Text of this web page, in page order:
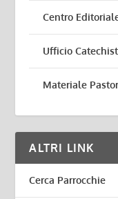
Centro
Ufficio
Materiale
ALTRI LINK
Cerca Parrocchie